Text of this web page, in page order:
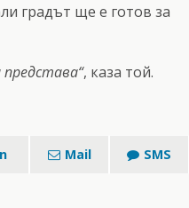
градът ще е готов за
, каза той.
Mail SMS